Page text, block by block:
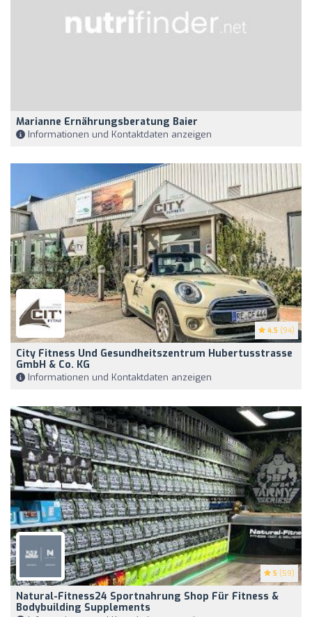
Marianne Ernährungsberatung Baier
Informationen und Kontaktdaten anzeigen
4.5 (94)
City Fitness Und Gesundheitszentrum Hubertusstrasse
GmbH & Co. KG
Informationen und Kontaktdaten anzeigen
5 (59)
Natural-Fitness24 Sportnahrung Shop Für Fitness &
Bodybuilding Supplements